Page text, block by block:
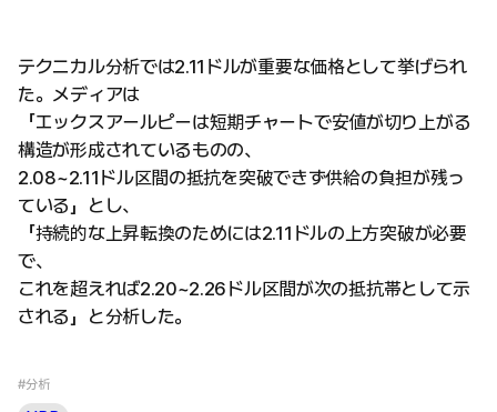
テクニカル分析では2.11ドルが重要な価格として挙げられ
た。メディアは
「エックスアールピーは短期チャートで安値が切り上がる
構造が形成されているものの、
2.08~2.11ドル区間の抵抗を突破できず供給の負担が残っ
ている」とし、
「持続的な上昇転換のためには2.11ドルの上方突破が必要
で、
これを超えれば2.20~2.26ドル区間が次の抵抗帯として示
される」と分析した。
#分析